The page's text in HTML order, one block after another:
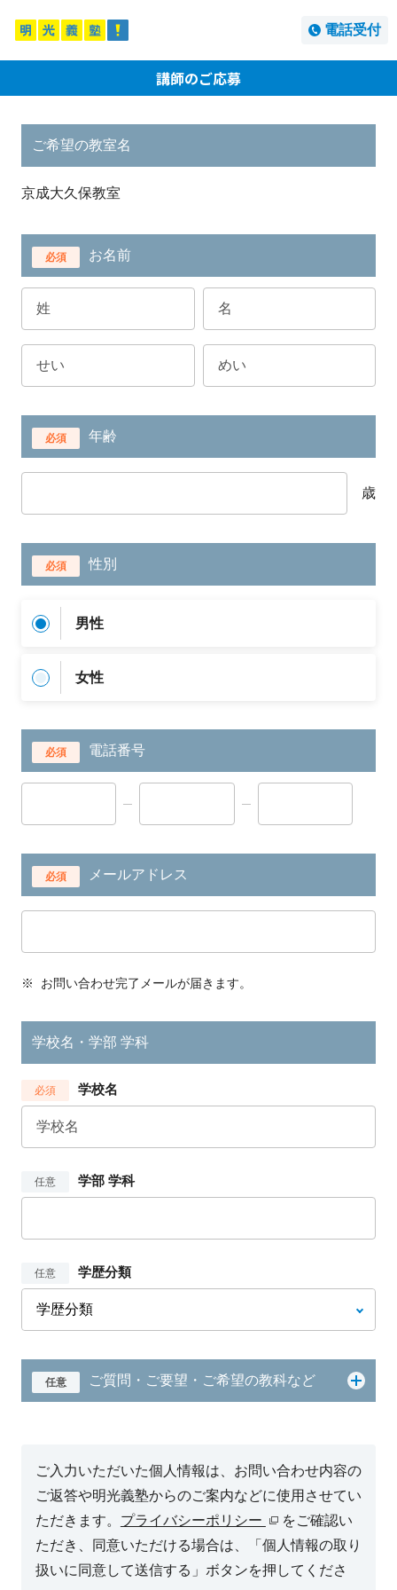
電話受付
講師のご応募
ご希望の教室名
京成大久保教室
必須 お名前
必須 年齢
歳
必須 性別
男性
女性
必須 電話番号
必須 メールアドレス
※ お問い合わせ完了メールが届きます。
学校名・学部 学科
必須 学校名
任意 学部 学科
任意 学歴分類
任意 ご質問・ご要望・ご希望の教科など
ご入力いただいた個人情報は、お問い合わせ内容の
ご返答や明光義塾からのご案内などに使用させてい
ただきます。 プライバシーポリシー
をご確認い
ただき、同意いただける場合は、「個人情報の取り
扱いに同意して送信する」ボタンを押してくださ